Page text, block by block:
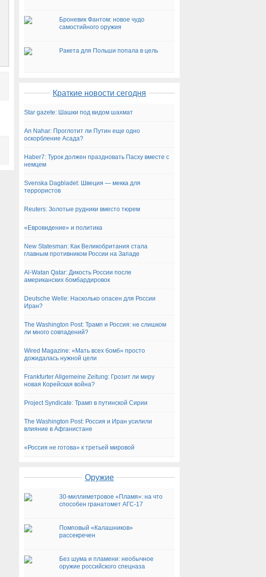
Броневик Фантом: новое чудо
самостийного оружия
Ракета для Польши попала в цель
Краткие новости сегодня
Star gazete: Шашки под видом шахмат
An Nahar: Проглотит ли Путин еще одно
оскорбление Асада?
Haber7: Турок должен праздновать Пасху вместе с
немцем
Svenska Dagbladet: Швеция — мекка для
террористов
Reuters: Золотые рудники вместо тюрем
«Евровидение» и политика
New Statesman: Как Великобритания стала
главным противником России на Западе
Al-Watan Qatar: Дикость России после
американских бомбардировок
Deutsche Welle: Насколько опасен для России
Иран?
The Washington Post: Трамп и Россия: не слишком
ли много совпадений?
Wired Magazine: «Мать всех бомб» просто
дожидалась нужной цели
Frankfurter Allgemeine Zeitung: Грозит ли миру
новая Корейская война?
Project Syndicate: Трамп в путинской Сирии
The Washington Post: Россия и Иран усилили
влияние в Афганистане
«Россия не готова» к третьей мировой
Оружие
30-миллиметровое «Пламя»: на что
способен гранатомет АГС-17
Помповый «Калашников»
рассекречен
Без шума и пламени: необычное
оружие российского спецназа